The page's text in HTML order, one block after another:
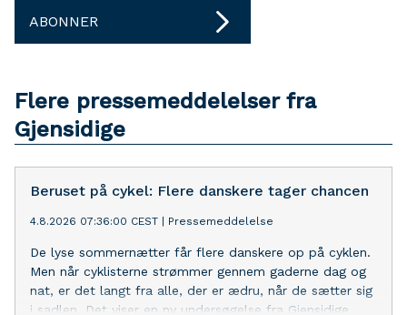
ABONNER
Flere pressemeddelelser fra
Gjensidige
Beruset på cykel: Flere danskere tager chancen
4.8.2026 07:36:00 CEST Pressemeddelelse
De lyse sommernætter får flere danskere op på cyklen.
Men når cyklisterne strømmer gennem gaderne dag og
nat, er det langt fra alle, der er ædru, når de sætter sig
i sadlen. Det viser en ny undersøgelse fra Gjensidige.